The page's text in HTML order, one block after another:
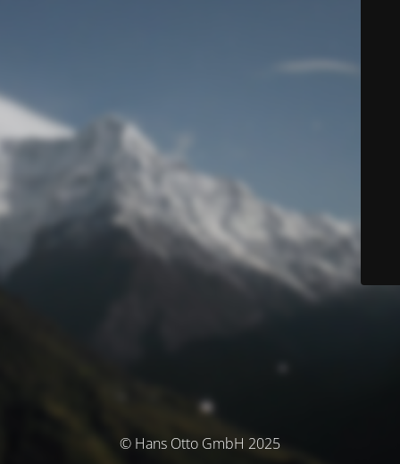
© Hans Otto GmbH 2025